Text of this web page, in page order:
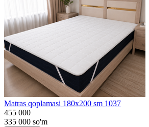
Matras qoplamasi 180x200 sm 1037
455 000
335 000 so'm